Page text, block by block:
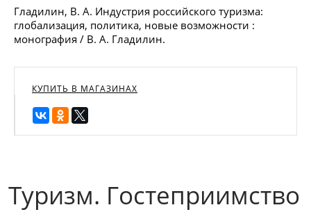
Гладилин, В. А. Индустрия российского туризма:
глобализация, политика, новые возможности :
монография / В. А. Гладилин.
КУПИТЬ В МАГАЗИНАХ
Туризм. Гостеприимство